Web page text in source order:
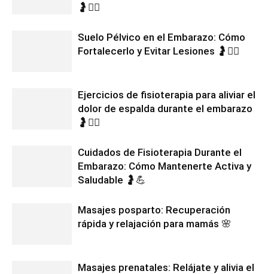
🤰💆‍♀️
Suelo Pélvico en el Embarazo: Cómo
Fortalecerlo y Evitar Lesiones 🤰🧘‍♀️
Ejercicios de fisioterapia para aliviar el
dolor de espalda durante el embarazo
🤰🧘‍♀️
Cuidados de Fisioterapia Durante el
Embarazo: Cómo Mantenerte Activa y
Saludable 🤰💪
Masajes posparto: Recuperación
rápida y relajación para mamás 🌸
Masajes prenatales: Relájate y alivia el